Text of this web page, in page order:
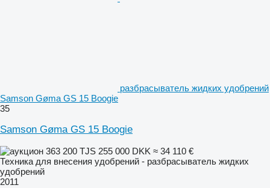
разбрасыватель жидких удобрений
Samson Gøma GS 15 Boogie
35
Samson Gøma GS 15 Boogie
363 200 TJS 255 000 DKK ≈ 34 110 €
Техника для внесения удобрений - разбрасыватель жидких
удобрений
2011